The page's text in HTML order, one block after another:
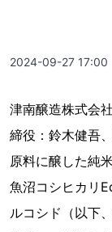
2024-09-27 17:00
津南醸造株式会
締役：鈴木健吾
原料に醸した純
魚沼コシヒカリ
ルコシド（以下